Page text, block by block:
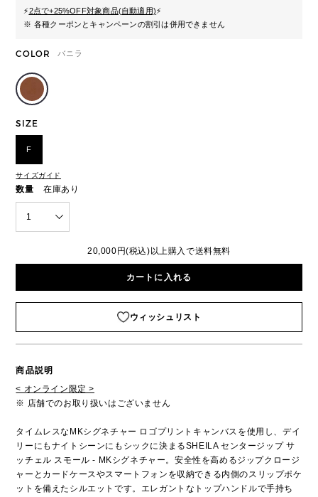
⚡2点で+25%OFF対象商品(自動適用)⚡
※ 各種クーポンとキャンペーンの割引は併用できません
COLOR バニラ
SIZE
F
サイズガイド
数量 在庫あり
1
20,000円(税込)以上購入で送料無料
カートに入れる
ウィッシュリスト
商品説明
< オンライン限定 >
※ 店舗でのお取り扱いはございません
タイムレスなMKシグネチャー ロゴプリントキャンバスを使用し、デイ
リーにもナイトシーンにもシックに決まるSHEILA センタージップ サ
ッチェル スモール - MKシグネチャー。安全性を高めるジップクロージ
ャーとカードケースやスマートフォンを収納できる内側のスリップポケ
ットを備えたシルエットです。エレガントなトップハンドルで手持ち